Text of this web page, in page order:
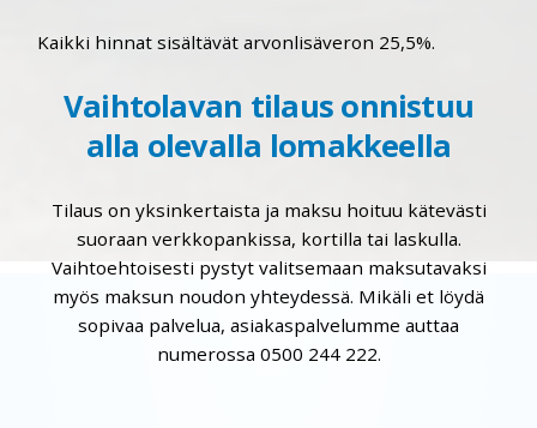
Kaikki hinnat sisältävät arvonlisäveron 25,5%.
Vaihtolavan tilaus onnistuu
alla olevalla lomakkeella
Tilaus on yksinkertaista ja maksu hoituu kätevästi
suoraan verkkopankissa, kortilla tai laskulla.
Vaihtoehtoisesti pystyt valitsemaan maksutavaksi
myös maksun noudon yhteydessä. Mikäli et löydä
sopivaa palvelua, asiakaspalvelumme auttaa
numerossa 0500 244 222.